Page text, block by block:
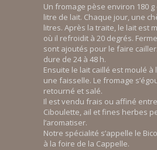
Un fromage pèse environ 180
litre de lait. Chaque jour, une
litres. Après la traite, le lait est
où il refroidit à 20 degrés.
sont ajoutés pour le faire
dure de 24 à 48 h.
Ensuite le lait caillé est moulé à
une faisselle. Le fromage
retourné et salé.
Il est vendu frais ou affiné
Ciboulette, ail et fines herbes
l’aromatiser.
Notre spécialité s’appelle le
à la foire de la Cappelle.